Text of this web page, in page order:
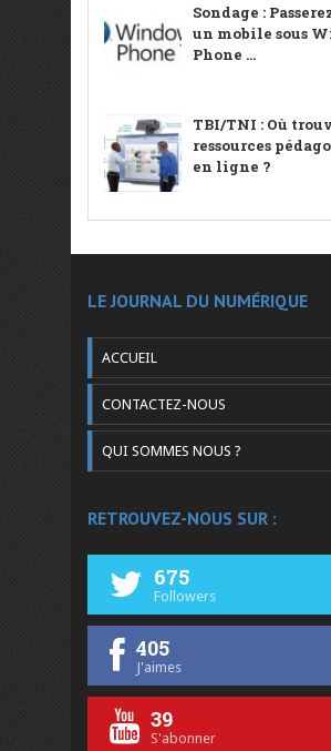
Sondage :
un mobile sous
Phone ...
TBI/TNI : Où
ressources
en ligne ?
LE JOURNAL DU NUMÉRIQUE
ACCUEIL
CONTACTEZ-NOUS
QUI SOMMES NOUS ?
RETROUVEZ-NOUS SUR :
675
Followers
405
J'aimes
39
S'abonner